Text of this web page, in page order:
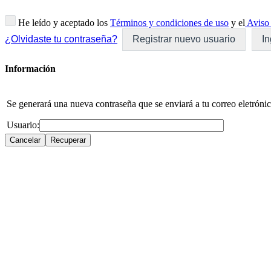
He leído y aceptado los Términos y condiciones de uso y el Aviso
¿Olvidaste tu contraseña?
Registrar nuevo usuario
Información
Se generará una nueva contraseña que se enviará a tu correo
Usuario: